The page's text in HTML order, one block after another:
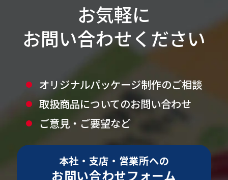
お気軽に
お問い合わせください
オリジナルパッケージ制作のご相談
取扱商品についてのお問い合わせ
ご意見・ご要望など
本社・支店・営業所への
お問い合わせフォーム